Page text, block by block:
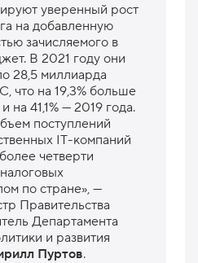
уверенный рост
на добавленную
зачисляемого в
В 2021 году они
28,5 миллиарда
что на 19,3% больше
на 41,1% — 2019 года.
поступлений
IT-компаний
четверти
по стране», —
Правительства
Департамента
и развития
Пуртов.